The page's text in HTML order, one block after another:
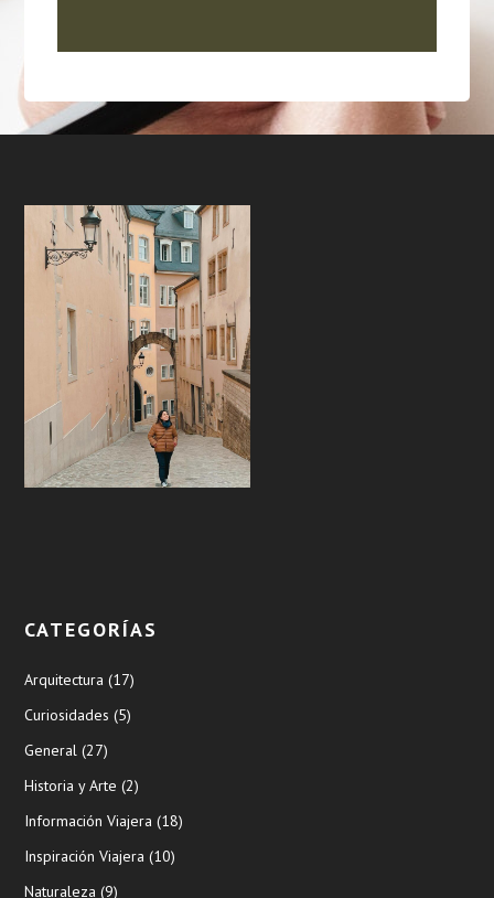
CATEGORÍAS
Arquitectura (17)
Curiosidades (5)
General (27)
Historia y Arte (2)
Información Viajera (18)
Inspiración Viajera (10)
Naturaleza (9)